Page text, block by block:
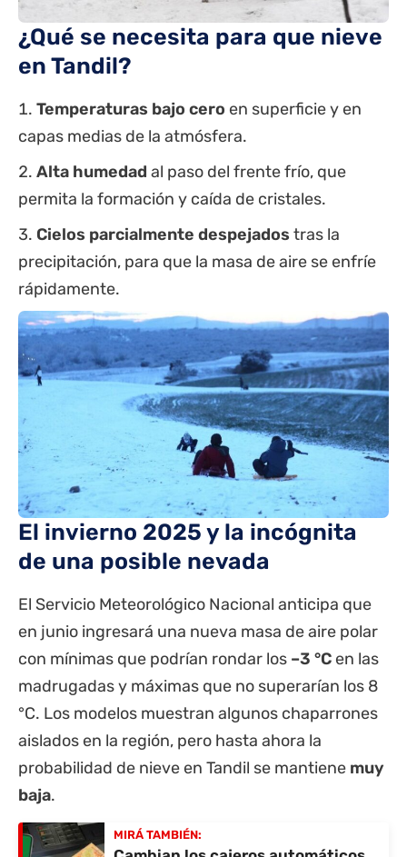
¿Qué se necesita para que nieve
en Tandil?
Temperaturas bajo cero en superficie y en
capas medias de la atmósfera.
Alta humedad al paso del frente frío, que
permita la formación y caída de cristales.
Cielos parcialmente despejados tras la
precipitación, para que la masa de aire se enfríe
rápidamente.
El invierno 2025 y la incógnita
de una posible nevada
El Servicio Meteorológico Nacional anticipa que
en junio ingresará una nueva masa de aire polar
con mínimas que podrían rondar los –3 °C en las
madrugadas y máximas que no superarían los 8
°C. Los modelos muestran algunos chaparrones
aislados en la región, pero hasta ahora la
probabilidad de nieve en Tandil se mantiene muy
baja.
MIRÁ TAMBIÉN: